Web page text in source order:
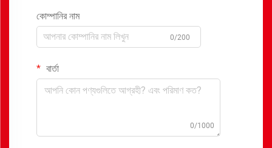
কোম্পানির নাম
0/200
বার্তা
0/1000